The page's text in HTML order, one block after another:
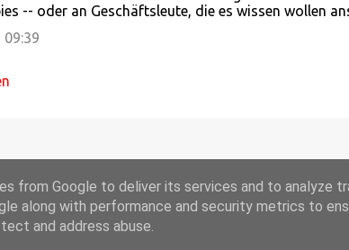
-- oder an Geschäftsleute, die es wissen wollen
09:39
from Google to deliver its services and to analyze
along with performance and security metrics to
and address abuse.